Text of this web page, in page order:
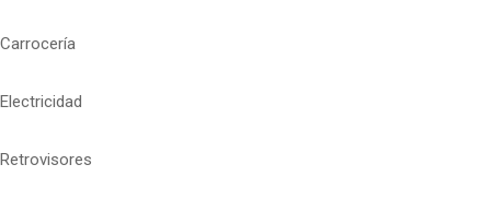
Carrocería
Electricidad
Retrovisores